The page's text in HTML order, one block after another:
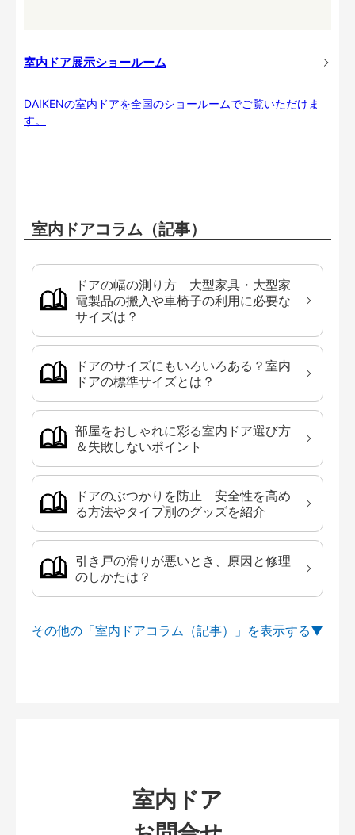
室内ドア展示ショールーム
DAIKENの室内ドアを全国のショールームでご覧いただけま
す。
室内ドアコラム（記事）
ドアの幅の測り方 大型家具・大型家
電製品の搬入や車椅子の利用に必要な
サイズは？
ドアのサイズにもいろいろある？室内
ドアの標準サイズとは？
部屋をおしゃれに彩る室内ドア選び方
＆失敗しないポイント
ドアのぶつかりを防止 安全性を高め
る方法やタイプ別のグッズを紹介
引き戸の滑りが悪いとき、原因と修理
のしかたは？
その他の「室内ドアコラム（記事）」を
室内ドア